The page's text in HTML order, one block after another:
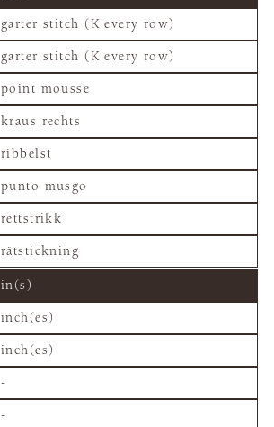
garter stitch (K every row)
garter stitch (K every row)
point mousse
kraus rechts
ribbelst
punto musgo
rettstrikk
rätstickning
in(s)
inch(es)
inch(es)
-
-